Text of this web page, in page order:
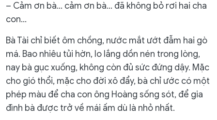
– Cảm ơn bà… cảm ơn bà… đã không bỏ rơi hai cha
con…
Bà Tài chỉ biết ôm chồng, nước mắt ướt đẫm hai gò
má. Bao nhiêu tủi hờn, lo lắng dồn nén trong lòng,
nay bà gục xuống, không còn đủ sức đứng dậy. Mặc
cho gió thổi, mặc cho đời xô đẩy, bà chỉ ước có một
phép màu để cha con ông Hoàng sống sót, để gia
đình bà được trở về mái ấm dù là nhỏ nhất.